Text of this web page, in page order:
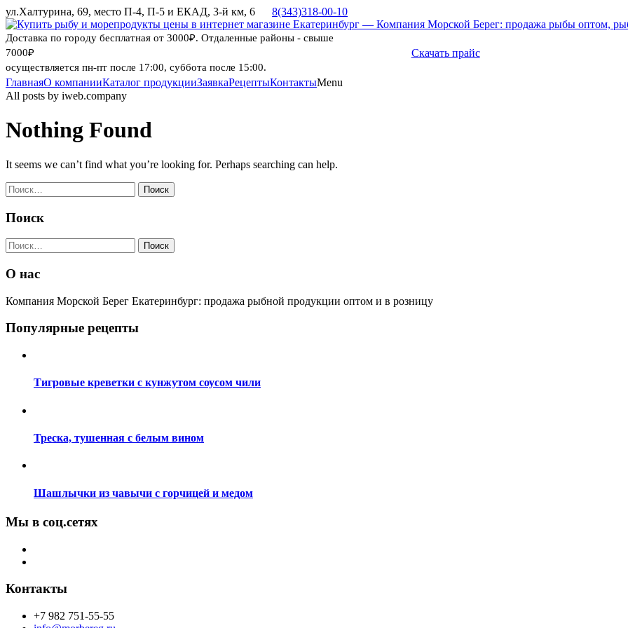
ул.Халтурина, 69, место П-4, П-5 и ЕКАД, 3-й км, 6 8(343)318-00-10
Доставка по городу бесплатная от 3000₽. Отдаленные районы - свыше
7000₽
осуществляется пн-пт после 17:00, суббота после 15:00.
Скачать прайс
Skip
to
ГлавнаяО компанииКаталог продукцииЗаявкаРецептыКонтактыMenu
All posts by iweb.company
Nothing Found
It seems we can’t find what you’re looking for. Perhaps searching can help.
Найти:
Поиск
Найти:
О нас
Компания Морской Берег Екатеринбург: продажа рыбной продукции оптом и в розницу
Популярные рецепты
Тигровые креветки с кунжутом соусом чили
Треска, тушенная с белым вином
Шашлычки из чавычи с горчицей и медом
Мы в соц.сетях
Контакты
+7 982 751-55-55